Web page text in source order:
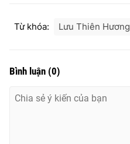
Từ khóa: Lưu Thiên Hương
Bình luận (0)